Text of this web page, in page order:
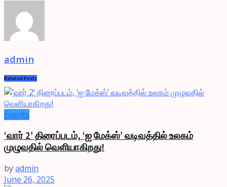
admin
Related Posts
Events
‘வார் 2’ திரைப்படம், ‘ஐ மேக்ஸ்’ வடிவத்தில் உலகம்
முழுவதில் வெளியாகிறது!
byadmin
June 26, 2025